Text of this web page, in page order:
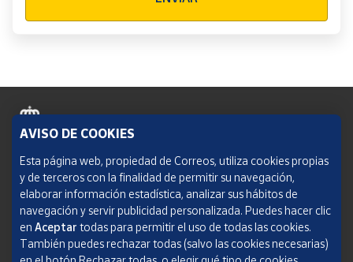
Política de cookies
Aviso legal
Condiciones del servicio
Política de Privacidad Web
AVISO DE COOKIES
Esta página web, propiedad de Correos, utiliza cookies propias
y de terceros con la finalidad de permitir su navegación,
elaborar información estadística, analizar sus hábitos de
navegación y servir publicidad personalizada. Puedes hacer clic
en Aceptar todas para permitir el uso de todas las cookies.
También puedes rechazar todas (salvo las cookies necesarias)